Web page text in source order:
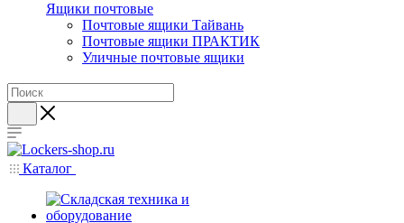
Ящики почтовые
Почтовые ящики Тайвань
Почтовые ящики ПРАКТИК
Уличные почтовые ящики
Каталог